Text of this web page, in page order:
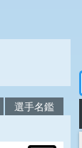
選手名鑑